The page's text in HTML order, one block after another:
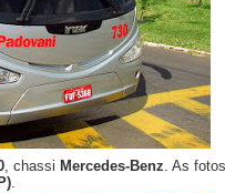
, chassi Mercedes-Benz. As
.